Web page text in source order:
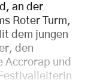
an der
Roter Turm,
dem jungen
den
Accrorap und